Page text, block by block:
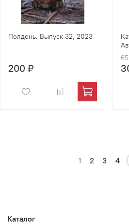
Полдень. Выпуск 32, 2023
200 ₽
1 2 3 4
Каталог